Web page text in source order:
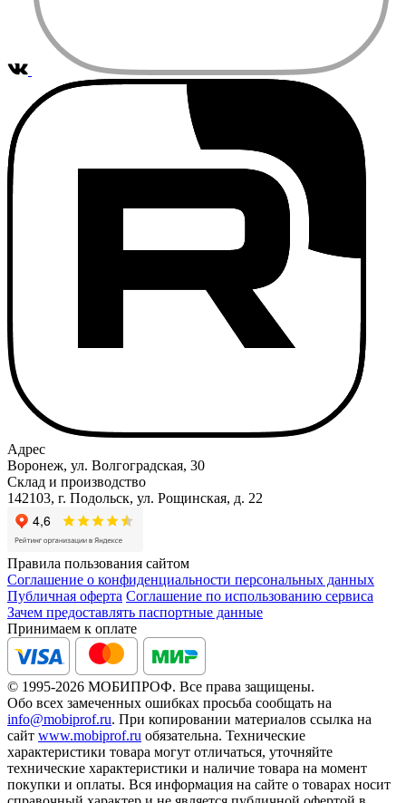
Адрес
Воронеж, ул. Волгоградская, 30
Склад и производство
142103, г. Подольск, ул. Рощинская, д. 22
Правила пользования сайтом
Соглашение о конфиденциальности персональных данных
Публичная оферта Соглашение по использованию сервиса
Зачем предоставлять паспортные данные
Принимаем к оплате
© 1995-2026 МОБИПРОФ. Все права защищены.
Обо всех замеченных ошибках просьба сообщать на
info@mobiprof.ru. При копировании материалов ссылка на
сайт www.mobiprof.ru обязательна. Технические
характеристики товара могут отличаться, уточняйте
технические характеристики и наличие товара на момент
покупки и оплаты. Вся информация на сайте о товарах носит